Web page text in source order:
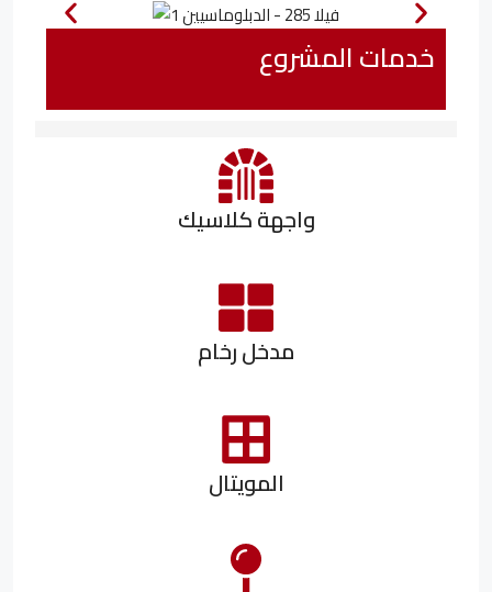
خدمات المشروع
واجهة كلاسيك
مدخل رخام
المويتال